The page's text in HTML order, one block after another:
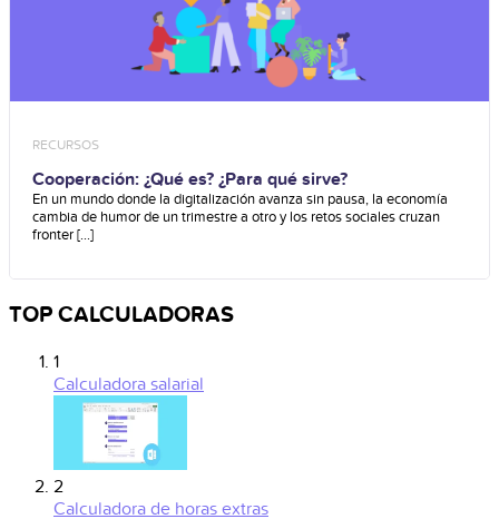
RECURSOS
Cooperación: ¿Qué es? ¿Para qué sirve?
En un mundo donde la digitalización avanza sin pausa, la economía
cambia de humor de un trimestre a otro y los retos sociales cruzan
fronter [...]
TOP CALCULADORAS
1
Calculadora salarial
2
Calculadora de horas extras